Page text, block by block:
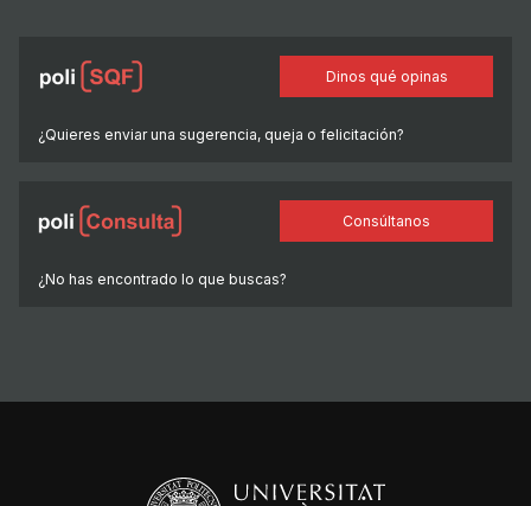
¿Quieres enviar una sugerencia, queja o felicitación?
Dinos qué opinas
¿No has encontrado lo que buscas?
Consúltanos